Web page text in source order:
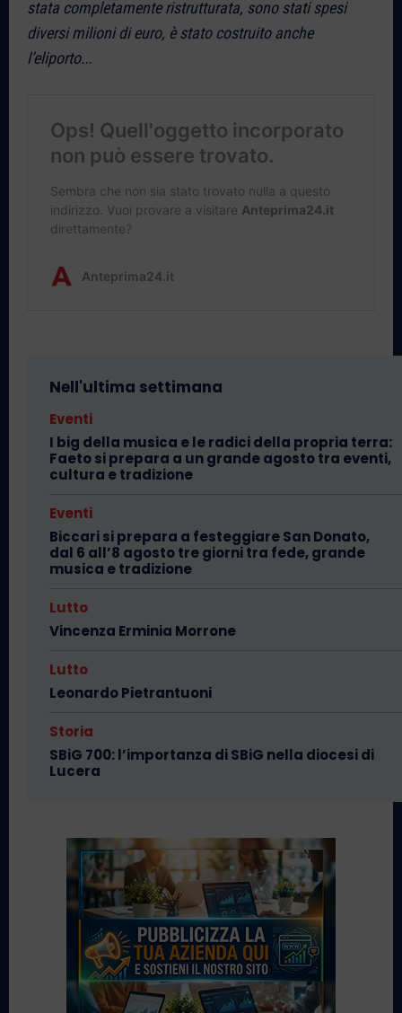
stata completamente ristrutturata, sono stati spesi
diversi milioni di euro, è stato costruito anche
l’eliporto...
Nell'ultima settimana
Eventi
I big della musica e le radici della propria terra:
Faeto si prepara a un grande agosto tra eventi,
cultura e tradizione
Eventi
Biccari si prepara a festeggiare San Donato,
dal 6 all’8 agosto tre giorni tra fede, grande
musica e tradizione
Lutto
Vincenza Erminia Morrone
Lutto
Leonardo Pietrantuoni
Storia
SBiG 700: l’importanza di SBiG nella diocesi di
Lucera